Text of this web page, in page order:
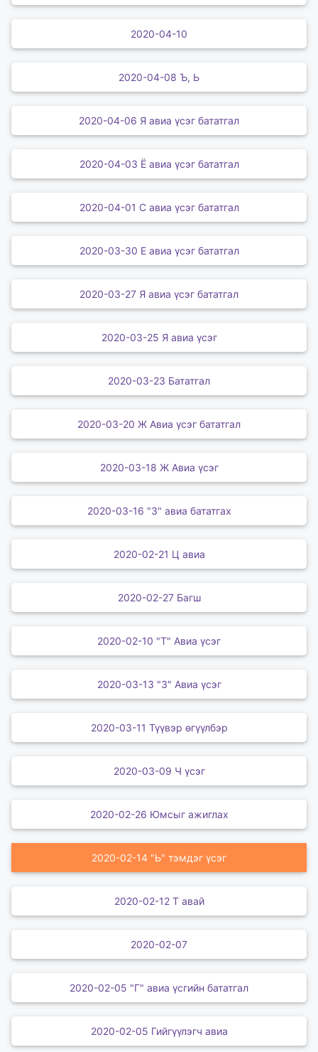
2020-04-10
2020-04-08 Ъ, Ь
2020-04-06 Я авиа үсэг бататгал
2020-04-03 Ё авиа үсэг бататгал
2020-04-01 С авиа үсэг бататгал
2020-03-30 Е авиа үсэг бататгал
2020-03-27 Я авиа үсэг бататгал
2020-03-25 Я авиа үсэг
2020-03-23 Бататгал
2020-03-20 Ж Авиа үсэг бататгал
2020-03-18 Ж Авиа үсэг
2020-03-16 "З" авиа бататгах
2020-02-21 Ц авиа
2020-02-27 Багш
2020-02-10 "Т" Авиа үсэг
2020-03-13 "З" Авиа үсэг
2020-03-11 Түүвэр өгүүлбэр
2020-03-09 Ч үсэг
2020-02-26 Юмсыг ажиглах
2020-02-14 "Ь" тэмдэг үсэг
2020-02-12 Т авай
2020-02-07
2020-02-05 "Г" авиа үсгийн бататгал
2020-02-05 Гийгүүлэгч авиа